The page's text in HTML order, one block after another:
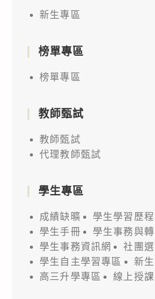
新生專區
榜單專區
榜單專區
教師甄試
教師甄試
代理教師甄試
學生專區
成績缺曠
學生學習歷
學生手冊
學生事務與
學生事務資訊網
社團
學生自主學習專區
新
高三升學專區
線上授課